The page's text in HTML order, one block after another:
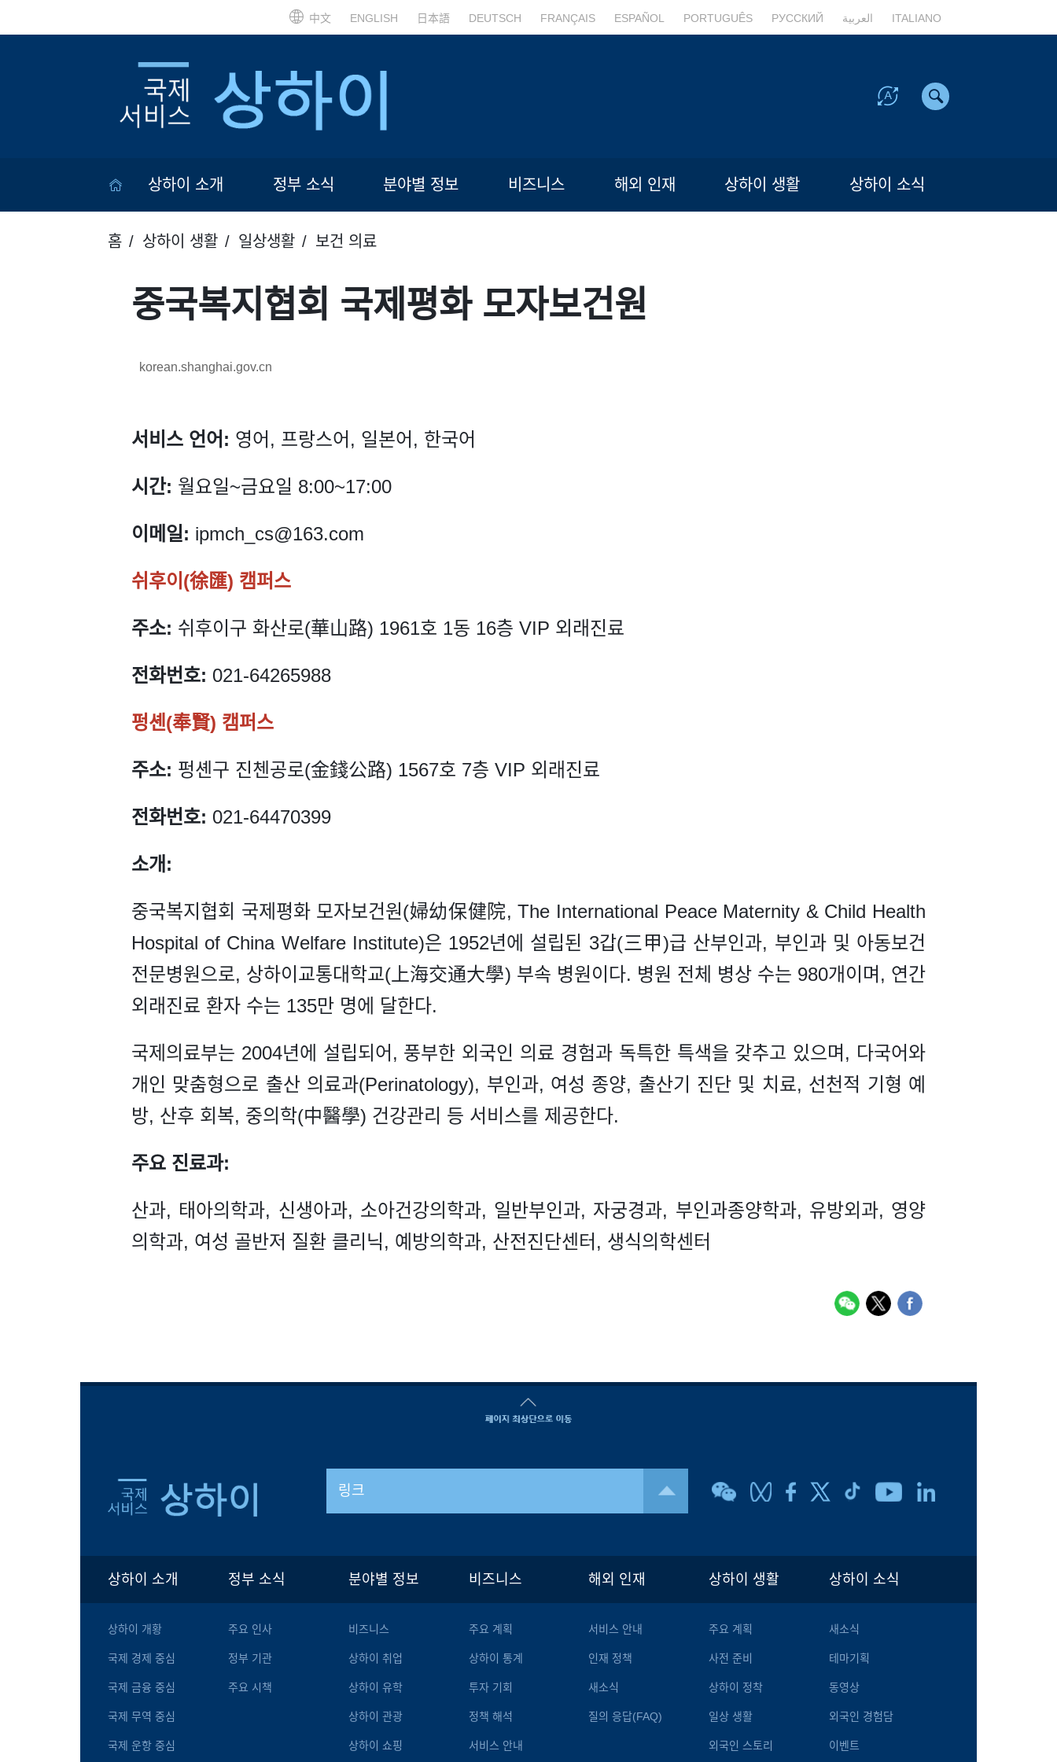
中文 ENGLISH 日本語 DEUTSCH FRANÇAIS ESPAÑOL PORTUGUÊS РУССКИЙ العربية ITALIANO
상하이 소개 정부 소식 분야별 정보 비즈니스 해외 인재 상하이 생활 상하이 소식
홈 상하이 생활 일상생활 보건 의료
중국복지협회 국제평화 모자보건원
korean.shanghai.gov.cn
서비스 언어: 영어, 프랑스어, 일본어, 한국어
시간: 월요일~금요일 8:00~17:00
이메일: ipmch_cs@163.com
쉬후이(徐匯) 캠퍼스
주소: 쉬후이구 화산로(華山路) 1961호 1동 16층 VIP 외래진료
전화번호: 021-64265988
펑셴(奉賢) 캠퍼스
주소: 펑셴구 진첸공로(金錢公路) 1567호 7층 VIP 외래진료
전화번호: 021-64470399
소개:
중국복지협회 국제평화 모자보건원(婦幼保健院, The International Peace Maternity & Child Health
Hospital of China Welfare Institute)은 1952년에 설립된 3갑(三甲)급 산부인과, 부인과 및 아동보건
전문병원으로, 상하이교통대학교(上海交通大學) 부속 병원이다. 병원 전체 병상 수는 980개이며, 연간
외래진료 환자 수는 135만 명에 달한다.
국제의료부는 2004년에 설립되어, 풍부한 외국인 의료 경험과 독특한 특색을 갖추고 있으며, 다국어와
개인 맞춤형으로 출산 의료과(Perinatology), 부인과, 여성 종양, 출산기 진단 및 치료, 선천적 기형 예
방, 산후 회복, 중의학(中醫學) 건강관리 등 서비스를 제공한다.
주요 진료과:
산과, 태아의학과, 신생아과, 소아건강의학과, 일반부인과, 자궁경과, 부인과종양학과, 유방외과, 영양
의학과, 여성 골반저 질환 클리닉, 예방의학과, 산전진단센터, 생식의학센터
링크
상하이 소개
상하이 개황
국제 경제 중심
국제 금융 중심
국제 무역 중심
국제 운항 중심
정부 소식
주요 인사
정부 기관
주요 시책
분야별 정보
비즈니스
상하이 취업
상하이 유학
상하이 관광
상하이 쇼핑
비즈니스
주요 계획
상하이 통계
투자 기회
정책 해석
서비스 안내
해외 인재
서비스 안내
인재 정책
새소식
질의 응답(FAQ)
상하이 생활
주요 계획
사전 준비
상하이 정착
일상 생활
외국인 스토리
상하이 소식
새소식
테마기획
동영상
외국인 경험담
이벤트